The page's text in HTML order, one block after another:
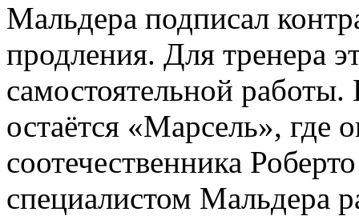
Мальдера подписал
продления. Для тренера
самостоятельной
остаётся «Марсель», где
соотечественника
специалистом Мальдера